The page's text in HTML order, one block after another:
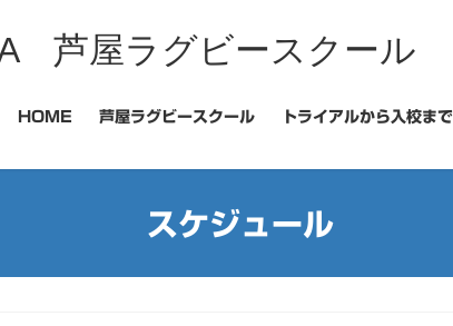
芦屋ラグビースクール
HOME 芦屋ラグビースクール トライアルから入校まで
スケジュール